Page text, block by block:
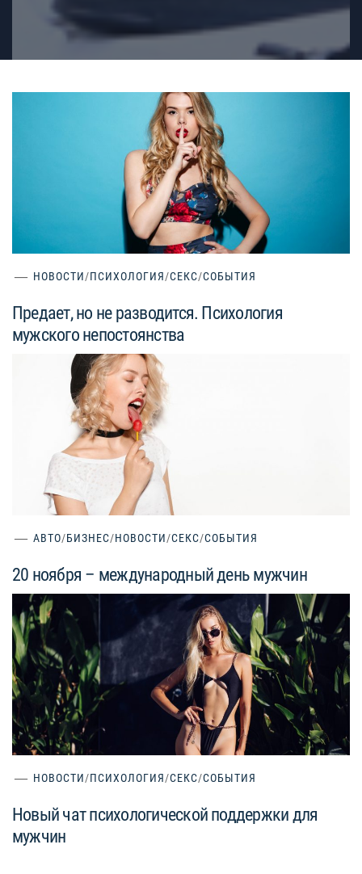
НОВОСТИ/ПСИХОЛОГИЯ/СЕКС/СОБЫТИЯ
Предает, но не разводится. Психология
мужского непостоянства
АВТО/БИЗНЕС/НОВОСТИ/СЕКС/СОБЫТИЯ
20 ноября – международный день мужчин
НОВОСТИ/ПСИХОЛОГИЯ/СЕКС/СОБЫТИЯ
Новый чат психологической поддержки для
мужчин